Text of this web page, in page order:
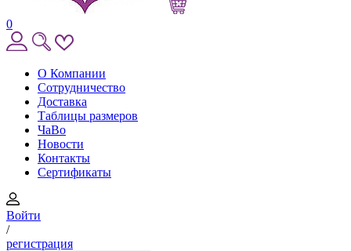
0
О Компании
Сотрудничество
Доставка
Таблицы размеров
ЧаВо
Новости
Контакты
Сертификаты
Войти
/
регистрация